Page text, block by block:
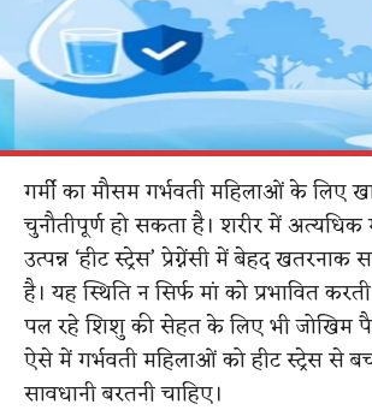
गर्मी का मौसम गर्भवती महिलाओं के लिए
चुनौतीपूर्ण हो सकता है। शरीर में अत्यधिक
उत्पन्न ‘हीट स्ट्रेस’ प्रेग्नेंसी में बेहद
है। यह स्थिति न सिर्फ मां को प्रभावित
पल रहे शिशु की सेहत के लिए भी जोखिम
ऐसे में गर्भवती महिलाओं को हीट स्ट्रेस से
सावधानी बरतनी चाहिए।